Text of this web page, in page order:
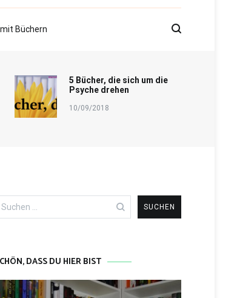
Büchern
5 Bücher, die sich um die
Psyche drehen
10/09/2018
Suchen
nach:
DASS DU HIER BIST